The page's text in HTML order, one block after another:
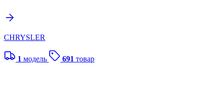
CHRYSLER
1 модель 691 товар